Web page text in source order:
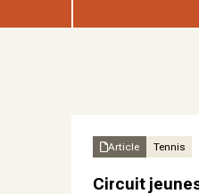
Article Tennis
Circuit